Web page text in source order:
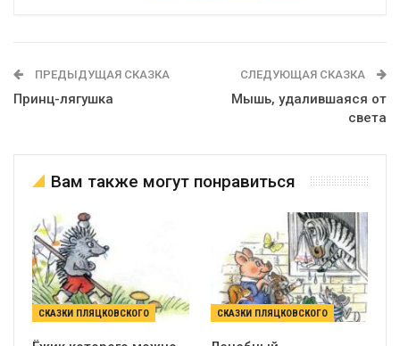
ПРЕДЫДУЩАЯ СКАЗКА
Принц-лягушка
СЛЕДУЮЩАЯ СКАЗКА
Мышь, удалившаяся от
света
Вам также могут понравиться
СКАЗКИ ПЛЯЦКОВСКОГО СКАЗКИ ПЛЯЦКОВСКОГО